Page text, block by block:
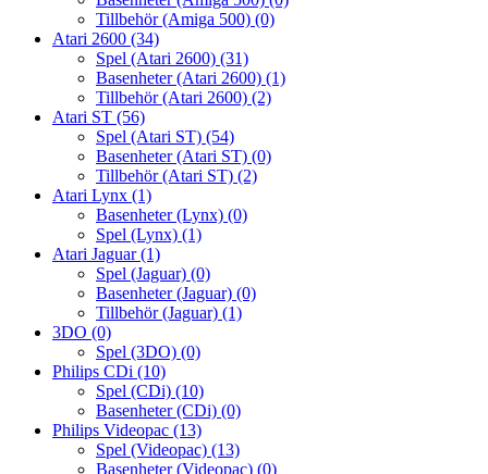
Tillbehör (Amiga 500) (0)
Atari 2600 (34)
Spel (Atari 2600) (31)
Basenheter (Atari 2600) (1)
Tillbehör (Atari 2600) (2)
Atari ST (56)
Spel (Atari ST) (54)
Basenheter (Atari ST) (0)
Tillbehör (Atari ST) (2)
Atari Lynx (1)
Basenheter (Lynx) (0)
Spel (Lynx) (1)
Atari Jaguar(1)
Spel (Jaguar) (0)
Basenheter (Jaguar) (0)
Tillbehör (Jaguar) (1)
3DO (0)
Spel (3DO) (0)
Philips CDi (10)
Spel (CDi) (10)
Basenheter (CDi) (0)
Philips Videopac (13)
Spel (Videopac) (13)
Basenheter (Videopac) (0)